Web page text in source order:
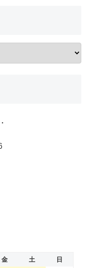
金 土
日